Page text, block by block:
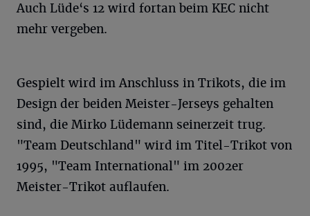
Auch Lüde‘s 12 wird fortan beim KEC nicht
mehr vergeben.
Gespielt wird im Anschluss in Trikots, die im
Design der beiden Meister-Jerseys gehalten
sind, die Mirko Lüdemann seinerzeit trug.
"Team Deutschland" wird im Titel-Trikot von
1995, "Team International" im 2002er
Meister-Trikot auflaufen.